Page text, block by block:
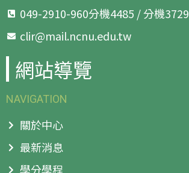
049-2910-960分機4485 / 分機3729
clir@mail.ncnu.edu.tw
網站導覽
NAVIGATION
關於中心
最新消息
學分學程